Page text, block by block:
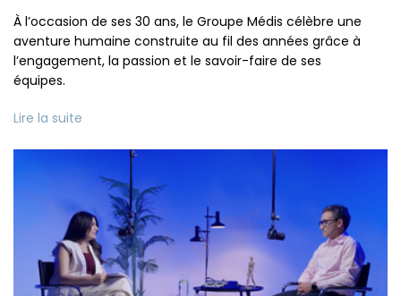
À l’occasion de ses 30 ans, le Groupe Médis célèbre une
aventure humaine construite au fil des années grâce à
l’engagement, la passion et le savoir-faire de ses
équipes.
Lire la suite